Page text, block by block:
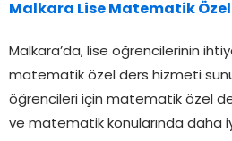
Malkara Lise Matematik Özel
Malkara’da, lise öğrencilerinin
matematik özel ders hizmeti
öğrencileri için matematik özel
ve matematik konularında daha